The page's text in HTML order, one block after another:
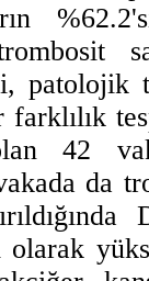
farklılık
42
da